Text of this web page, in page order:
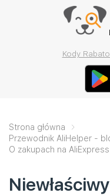
Kody
Strona główna
Przewodnik AliHelper -
O zakupach na AliExpress